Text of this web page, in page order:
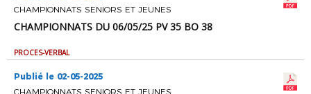
CHAMPIONNATS SENIORS ET JEUNES
CHAMPIONNATS DU 06/05/25 PV 35 BO 38
PROCES-VERBAL
Publié le 02-05-2025
CHAMPIONNATS SENIORS ET JEUNES